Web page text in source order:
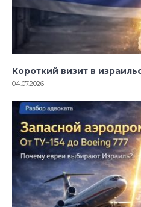
Короткий визит в
04.07.2026